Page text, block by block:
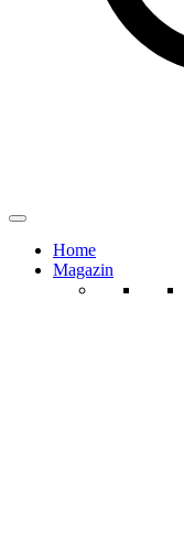
Home
Magazin